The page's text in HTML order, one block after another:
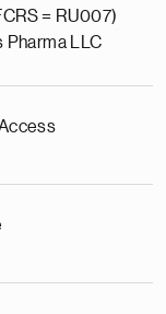
= RU007)
Pharma LLC